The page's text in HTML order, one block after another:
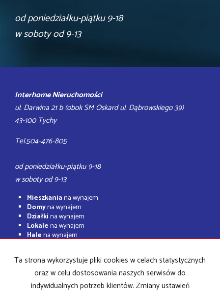
od poniedziałku-piątku 9-18
w soboty od 9-13
Interhome Nieruchomości
ul. Darwina 21 b (obok SM Oskard ul. Dąbrowskiego 39)
43-100 Tychy
Tel.504-476-805
od poniedziałku-piątku 9-18
w soboty od 9-13
Mieszkaniana wynajem
Domyna wynajem
Działkina wynajem
Lokalena wynajem
Halena wynajem
Mieszkaniana sprzedaż
Domyna sprzedaż
Działki
na sprzedaż
Lokalena sprzedaż
Ta strona wykorzystuje pliki cookies w celach statystycznych
oraz w celu dostosowania naszych serwisów do
indywidualnych potrzeb klientów. Zmiany ustawień